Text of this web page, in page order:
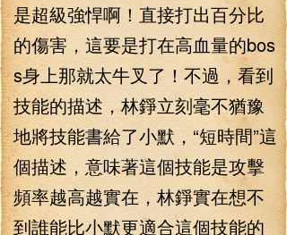
是超級強悍啊！直接打出百分比
的傷害，這要是打在高血量的bos
s身上那就太牛叉了！不過，看到
技能的描述，林錚立刻毫不猶豫
地將技能書給了小默，“短時間”這
個描述，意味著這個技能是攻擊
頻率越高越實在，林錚實在想不
到誰能比小默更適合這個技能的